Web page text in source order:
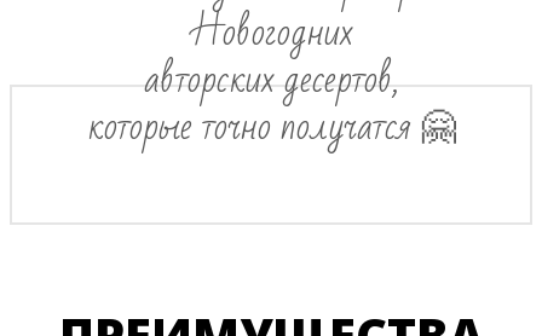
Новогодних
авторских десертов,
которые точно получатся 🤗